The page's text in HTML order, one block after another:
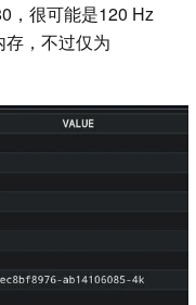
，很可能是120 Hz
，不过仅为